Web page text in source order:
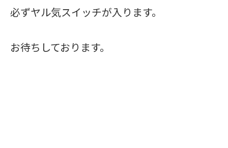
必ずヤル気スイッチが入ります。
お待ちしております。